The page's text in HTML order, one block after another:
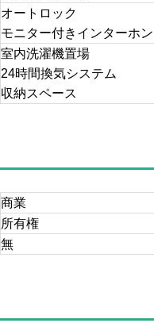
オートロック
モニター付きインターホン
室内洗濯機置場
24時間換気システム
収納スペース
商業
所有権
無